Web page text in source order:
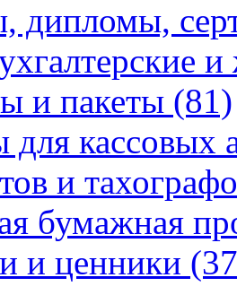
дипломы,
и пакеты (81)
кассовых
и
бумажная
и ценники